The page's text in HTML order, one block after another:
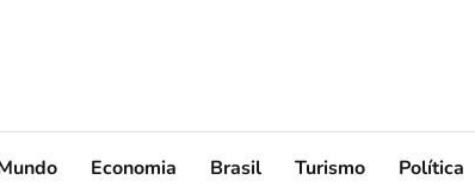
Economia Brasil Turismo Política